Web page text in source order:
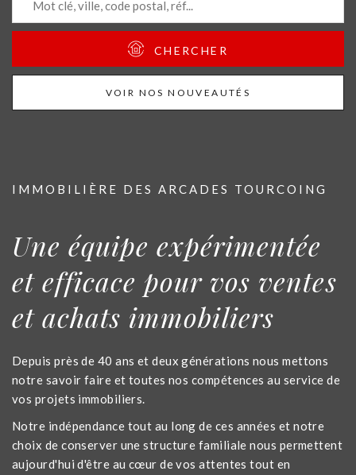
CHERCHER
VOIR NOS NOUVEAUTÉS
IMMOBILIÈRE DES ARCADES TOURCOING
Une équipe expérimentée
et efficace pour vos ventes
et achats immobiliers
Depuis près de 40 ans et deux générations nous mettons
notre savoir faire et toutes nos compétences au service de
vos projets immobiliers.
Notre indépendance tout au long de ces années et notre
choix de conserver une structure familiale nous permettent
aujourd'hui d'être au cœur de vos attentes tout en